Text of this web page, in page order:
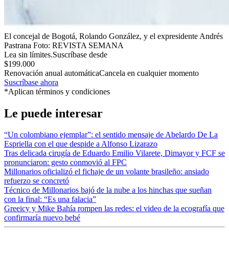
El concejal de Bogotá, Rolando González, y el expresidente Andrés
Pastrana Foto: REVISTA SEMANA
Lea sin límites.Suscríbase desde
$199.000
Renovación anual automáticaCancela en cualquier momento
Suscríbase ahora
*Aplican términos y condiciones
Le puede interesar
“Un colombiano ejemplar”: el sentido mensaje de Abelardo De La
Espriella con el que despide a Alfonso Lizarazo
Tras delicada cirugía de Eduardo Emilio Vilarete, Dimayor y FCF se
pronunciaron: gesto conmovió al FPC
Millonarios oficializó el fichaje de un volante brasileño: ansiado
refuerzo se concretó
Técnico de Millonarios bajó de la nube a los hinchas que sueñan
con la final: “Es una falacia”
Greeicy y Mike Bahía rompen las redes: el video de la ecografía que
confirmaría nuevo bebé